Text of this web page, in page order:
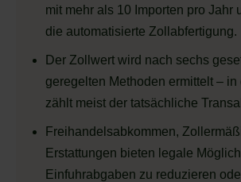
mit mehr als 10 Importen pro Jahr
die automatisierte Zollabfertigung.
Der Zollwert wird nach sechs
geregelten Methoden ermittelt – in
zählt meist der tatsächliche
Freihandelsabkommen,
Erstattungen bieten legale
Einfuhrabgaben zu reduzieren